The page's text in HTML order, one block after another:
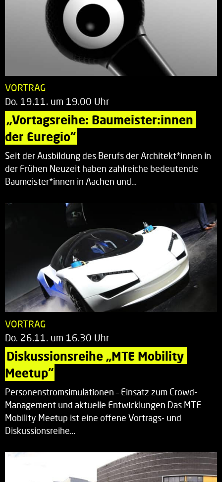
VORTRAG
Do. 19.11. um 19.00 Uhr
„Vortagsreihe: Baumeister:innen
der Euregio“
Seit der Ausbildung des Berufs der Architekt*innen in
der Frühen Neuzeit haben zahlreiche bedeutende
Baumeister*innen in Aachen und…
VORTRAG
Do. 26.11. um 16.30 Uhr
Diskussionsreihe „MTE Mobility
Meetup“
Personenstromsimulationen – Einsatz zum Crowd-
Management und aktuelle Entwicklungen Das MTE
Mobility Meetup ist eine offene Vortrags- und
Diskussionsreihe…